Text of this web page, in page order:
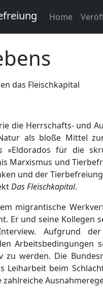
Home
das Fleischkapital
die Herrschafts- und
als bloße Mittel
»Eldorados für die
Marxismus und
und der
Das Fleischkapital.
migrantische
Er und seine Kollegen
Aufgrund
Arbeitsbedingungen
zu werden. Die
Leiharbeit beim